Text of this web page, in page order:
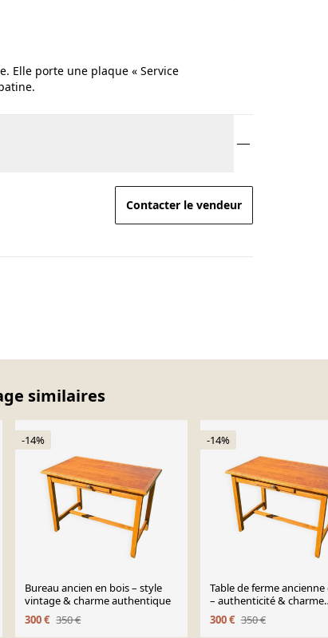
Elle porte une plaque « Service
Contacter le vendeur
similaires
-14%
Bureau ancien en bois – style
vintage & charme authentique
300 € 350 €
-14%
Table de ferme ancienne
– authenticité & charme
rustique
300 € 350 €